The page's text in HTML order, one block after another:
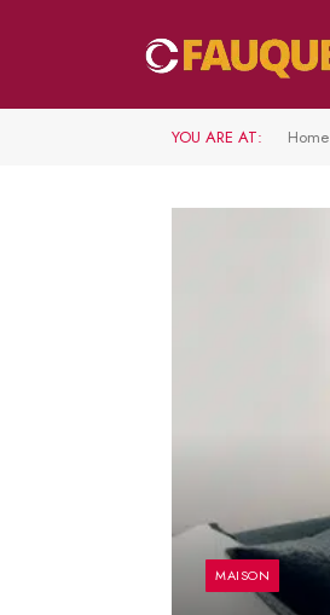
YOU ARE AT: Home
MAISON